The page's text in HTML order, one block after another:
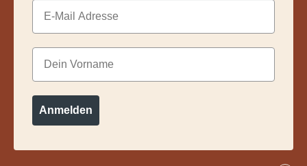
Email
Dein Vorname
Anmelden